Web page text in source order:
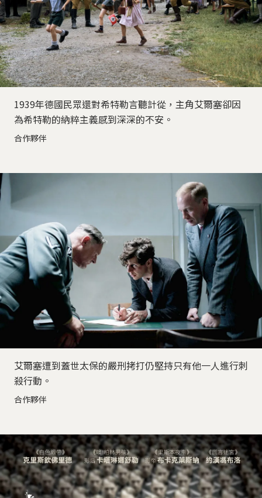
1939年德國民眾還對希特勒言聽計從，主角艾爾塞卻因
為希特勒的納粹主義感到深深的不安。
合作夥伴
艾爾塞遭到蓋世太保的嚴刑拷打仍堅持只有他一人進行刺
殺行動。
合作夥伴